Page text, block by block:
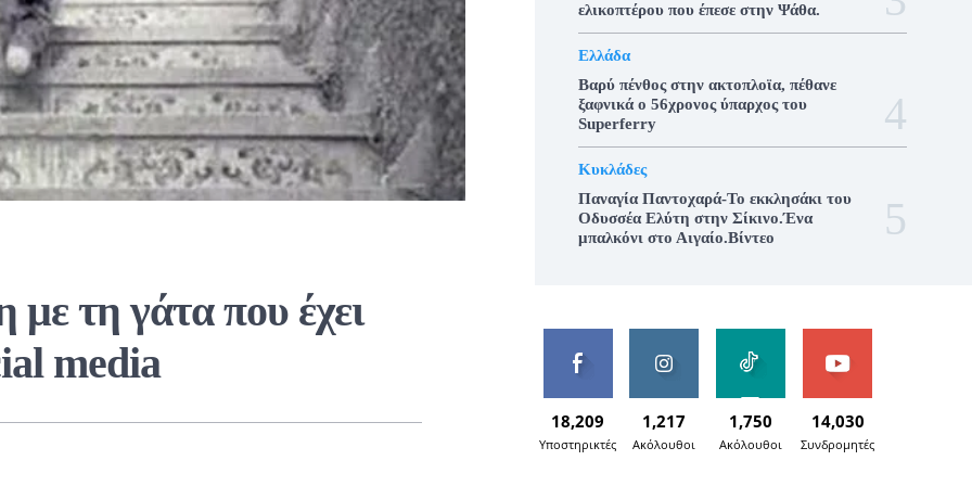
τη γάτα που έχει
media
ελικοπτέρου που έπεσε στην Ψάθα.
Ελλάδα
Βαρύ πένθος στην ακτοπλοϊα, πέθανε
ξαφνικά ο 56χρονος ύπαρχος του
Superferry
Κυκλάδες
Παναγία Παντοχαρά-Το εκκλησάκι του
Οδυσσέα Ελύτη στην Σίκινο.Ένα
μπαλκόνι στο Αιγαίο.Βίντεο
18,209
Υποστηρικτές
1,217
Ακόλουθοι
1,750
Ακόλουθοι
14,030
Συνδρομητές